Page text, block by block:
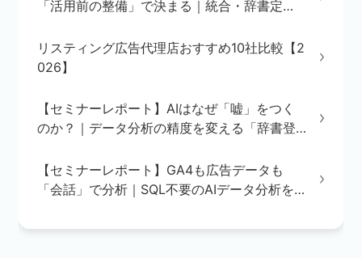
「活用前の整備」で決まる｜統合・辞書定
リスティング広告代理店おすすめ10社比較【2
026】
【セミナーレポート】AIはなぜ「嘘」をつく
のか？｜データ分析の精度を変える「辞書登
【セミナーレポート】GA4も広告データも
「会話」で分析｜SQL不要のAIデータ分析を